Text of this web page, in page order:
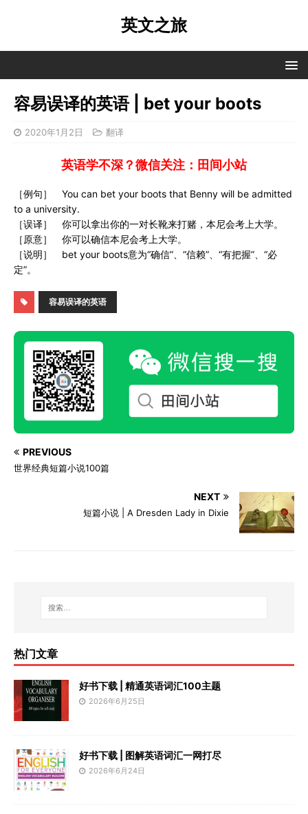
英文之旅
容易误译的英语 | bet your boots
2020年1月2日 翻译
英语学不深？微信关注：田间小站
［例句］ You can bet your boots that Benny will be admitted
to a university.
［误译］ 你可以拿出你的一对长靴来打赌，本尼会考上大学。
［原意］ 你可以确信本尼会考上大学。
［说明］ bet your boots意为“确信”、“信赖”、“有把握”、“必
定”。
容易误译的英语
PREVIOUS
世界经典短篇小说100篇
NEXT
短篇小说 | A Dresden Lady in Dixie
热门文章
好书下载 | 精通英语词汇100主题
2026年6月25日
好书下载 | 图解英语词汇一网打尽
2026年6月24日